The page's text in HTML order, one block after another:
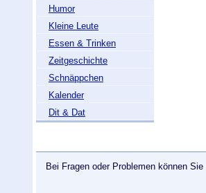
Humor
Kleine Leute
Essen & Trinken
Zeitgeschichte
Schnäppchen
Kalender
Dit & Dat
Bei Fragen oder Problemen können